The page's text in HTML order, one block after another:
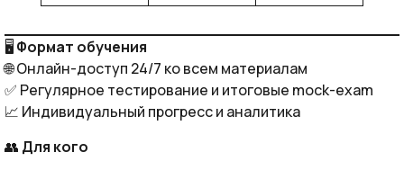
🖥️ Формат обучения
🌐 Онлайн-доступ 24/7 ко всем материалам
✅ Регулярное тестирование и итоговые mock-exam
📈 Индивидуальный прогресс и аналитика
👥 Для кого